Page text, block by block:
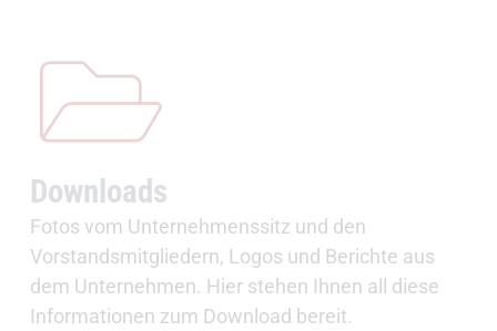
Downloads
Fotos vom Unternehmenssitz und den
Vorstandsmitgliedern, Logos und Berichte aus
dem Unternehmen. Hier stehen Ihnen all diese
Informationen zum Download bereit.